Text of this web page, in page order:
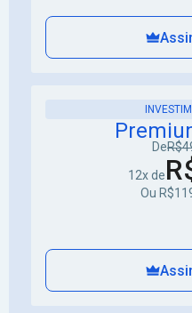
De
12x de
Ou